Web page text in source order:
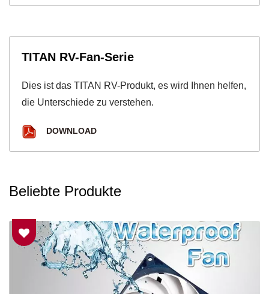
TITAN RV-Fan-Serie
Dies ist das TITAN RV-Produkt, es wird Ihnen helfen,
die Unterschiede zu verstehen.
DOWNLOAD
Beliebte Produkte